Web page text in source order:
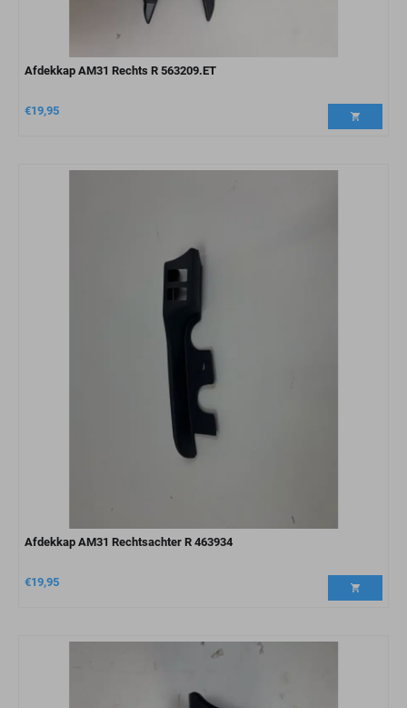
Afdekkap AM31 Rechts R 563209.ET
€19,95
Afdekkap AM31 Rechtsachter R 463934
€19,95